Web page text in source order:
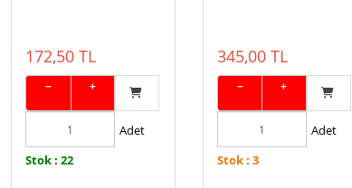
172,50 TL
− +
Adet
Stok : 22
345,00 TL
− +
Adet
Stok : 3